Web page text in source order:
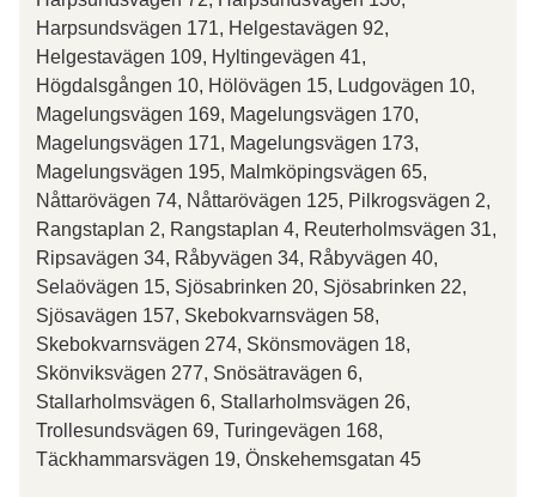
Harpsundsvägen 171, Helgestavägen 92,
Helgestavägen 109, Hyltingevägen 41,
Högdalsgången 10, Hölövägen 15, Ludgovägen 10,
Magelungsvägen 169, Magelungsvägen 170,
Magelungsvägen 171, Magelungsvägen 173,
Magelungsvägen 195, Malmköpingsvägen 65,
Nåttarövägen 74, Nåttarövägen 125, Pilkrogsvägen 2,
Rangstaplan 2, Rangstaplan 4, Reuterholmsvägen 31,
Ripsavägen 34, Råbyvägen 34, Råbyvägen 40,
Selaövägen 15, Sjösabrinken 20, Sjösabrinken 22,
Sjösavägen 157, Skebokvarnsvägen 58,
Skebokvarnsvägen 274, Skönsmovägen 18,
Skönviksvägen 277, Snösätravägen 6,
Stallarholmsvägen 6, Stallarholmsvägen 26,
Trollesundsvägen 69, Turingevägen 168,
Täckhammarsvägen 19, Önskehemsgatan 45